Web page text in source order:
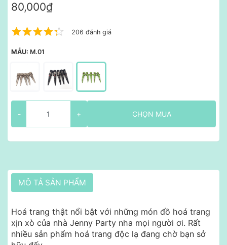
80,000₫
206 đánh giá
MẪU: M.01
- + CHỌN MUA
MÔ TẢ SẢN PHẨM
Hoá trang thật nổi bật với những món đồ hoá trang
xịn xò của nhà Jenny Party nha mọi người ơi. Rất
nhiều sản phẩm hoá trang độc lạ đang chờ bạn sở